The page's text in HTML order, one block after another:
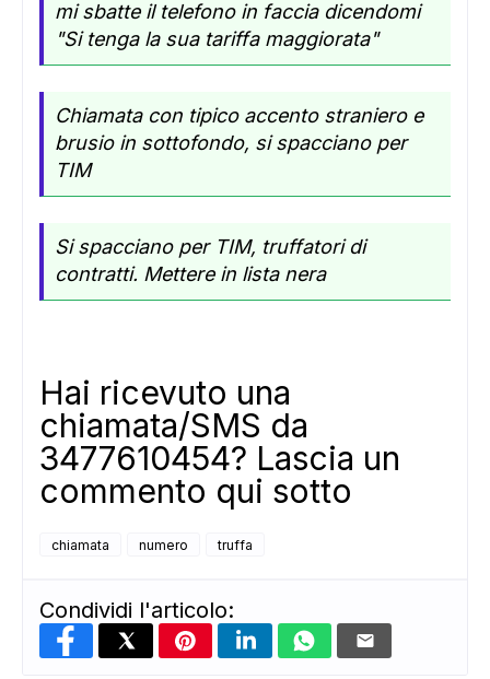
ADS
mi sbatte il telefono in faccia dicendomi
"Si tenga la sua tariffa maggiorata"
Chiamata con tipico accento straniero e
brusio in sottofondo, si spacciano per
TIM
Si spacciano per TIM, truffatori di
contratti. Mettere in lista nera
Hai ricevuto una
chiamata/SMS da
3477610454? Lascia un
commento qui sotto
chiamata numero truffa
Condividi l'articolo: